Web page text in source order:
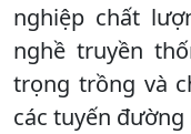
nghiệp chất
nghề truyền
trọng trồng và
các tuyến